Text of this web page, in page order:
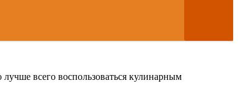
всего воспользоваться кулинарным